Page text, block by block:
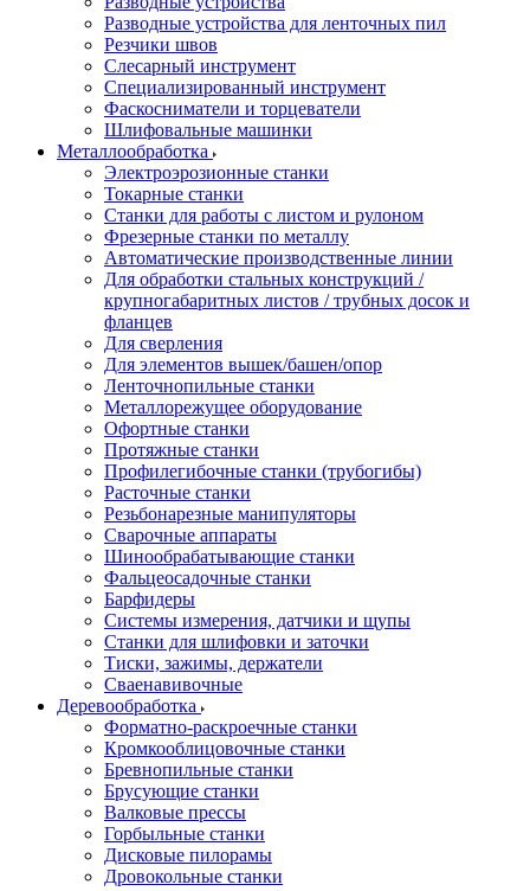
Разводные устройства для ленточных пил
Резчики швов
Слесарный инструмент
Специализированный инструмент
Фаскосниматели и торцеватели
Шлифовальные машинки
Металлообработка
Электроэрозионные станки
Токарные станки
Станки для работы с листом и рулоном
Фрезерные станки по металлу
Автоматические производственные линии
Для обработки стальных конструкций /
крупногабаритных листов / трубных досок и
фланцев
Для сверления
Для элементов вышек/башен/опор
Ленточнопильные станки
Металлорежущее оборудование
Офортные станки
Протяжные станки
Профилегибочные станки (трубогибы)
Расточные станки
Резьбонарезные манипуляторы
Сварочные аппараты
Шинообрабатывающие станки
Фальцеосадочные станки
Барфидеры
Системы измерения, датчики и щупы
Станки для шлифовки и заточки
Тиски, зажимы, держатели
Cваенавивочные
Деревообработка
Форматно-раскроечные станки
Кромкооблицовочные станки
Бревнопильные станки
Брусующие станки
Валковые прессы
Горбыльные станки
Дисковые пилорамы
Дровокольные станки